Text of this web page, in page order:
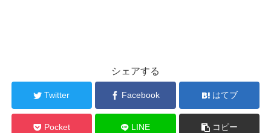
シェアする
Twitter Facebook はてブ
Pocket LINE コピー